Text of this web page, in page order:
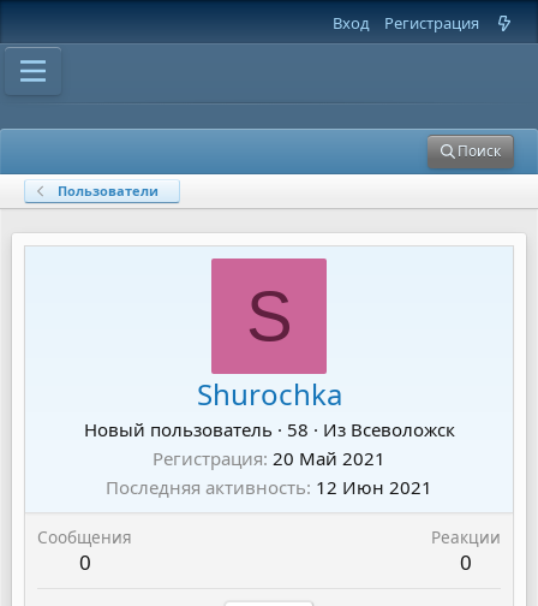
Вход Регистрация
Поиск
Пользователи
S
Shurochka
Новый пользователь · 58 · Из Всеволожск
Регистрация 20 Май 2021
Последняя активность 12 Июн 2021
Сообщения
0
Реакции
0